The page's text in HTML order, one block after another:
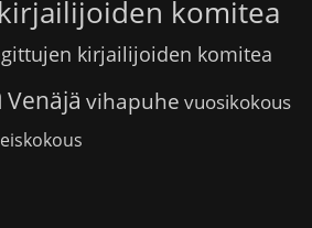
komitea
kirjailijoiden komitea
Venäjä vihapuhe vuosikokous